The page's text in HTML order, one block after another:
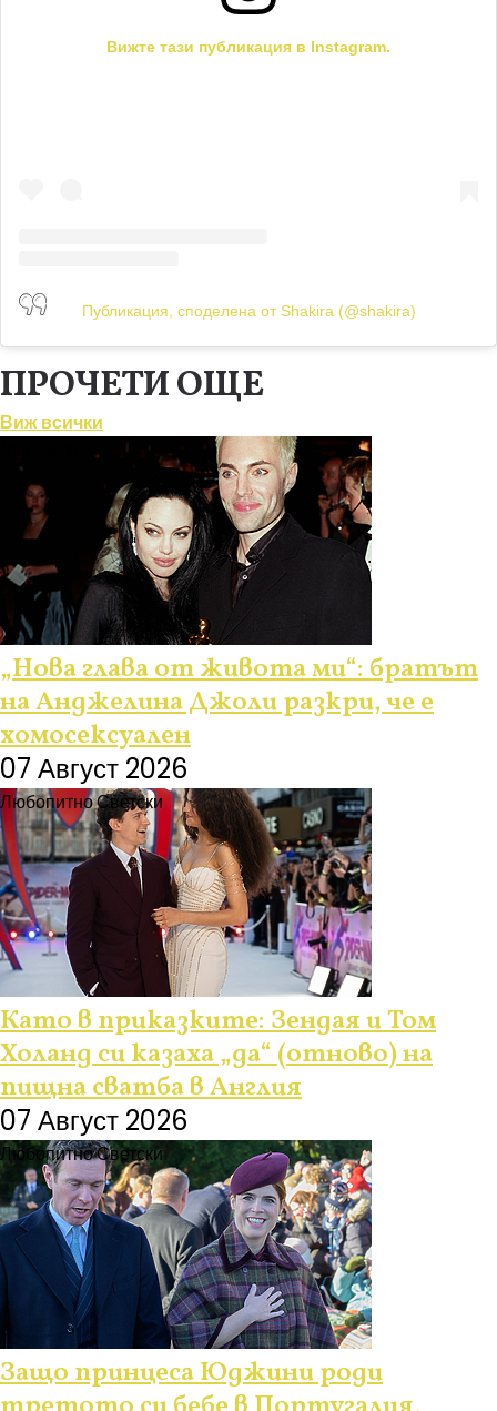
Вижте тази публикация в Instagram.
Публикация, споделена от Shakira (@shakira)
ПРОЧЕТИ ОЩЕ
Виж всички
„Нова глава от живота ми“: братът
на Анджелина Джоли разкри, че е
хомосексуален
07 Август 2026
ЛюбопитноСветски
Като в приказките: Зендая и Том
Холанд си казаха „да“ (отново) на
пищна сватба в Англия
07 Август 2026
ЛюбопитноСветски
Защо принцеса Юджини роди